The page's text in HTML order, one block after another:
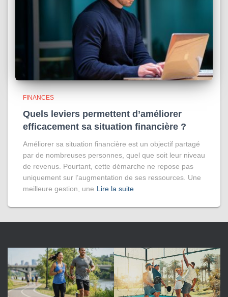
FINANCES
Quels leviers permettent d’améliorer
efficacement sa situation financière ?
Améliorer sa situation financière est un objectif partagé
par de nombreuses personnes, quel que soit leur niveau
de revenus. Pourtant, cette démarche ne repose pas
uniquement sur l’augmentation de ses ressources. Une
meilleure gestion, une Lire la suite